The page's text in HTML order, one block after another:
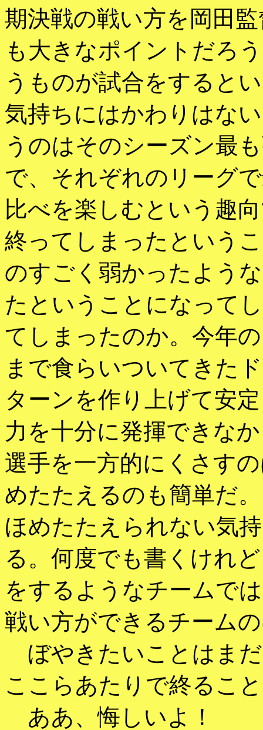
期決戦の戦い方を岡田
も大きなポイントだろ
うものが試合をすると
気持ちにはかわりはな
うのはそのシーズン最
で、それぞれのリーグ
比べを楽しむという趣
終ってしまったという
のすごく弱かったよう
たということになって
てしまったのか。今年
まで食らいついてきた
ターンを作り上げて安
力を十分に発揮できな
選手を一方的にくさす
めたたえるのも簡単だ
ほめたたえられない気
る。何度でも書くけれ
をするようなチームで
戦い方ができるチーム
ぼやきたいことはま
ここらあたりで終るこ
ああ、悔しいよ！